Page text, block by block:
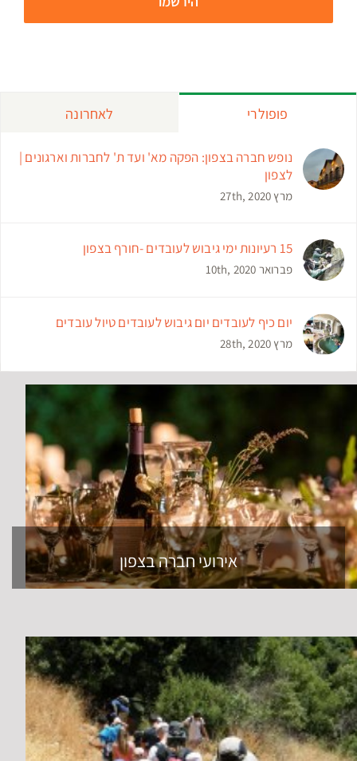
פופולרי לאחרונה
נופש חברה בצפון: הפקה מא' ועד ת' לחברות וארגונים |
לצפון
מרץ 27th, 2020
15 רעיונות ימי גיבוש לעובדים -חורף בצפון
פברואר 10th, 2020
יום כיף לעובדים יום גיבוש לעובדים טיול עובדים
מרץ 28th, 2020
אירועי חברה בצפון